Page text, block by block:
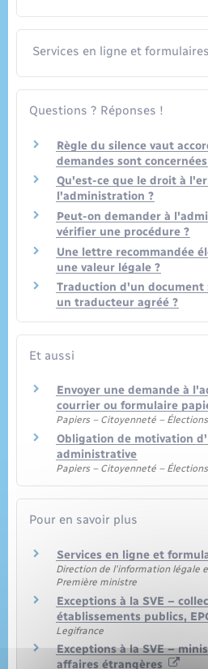
Services en ligne et formulaires
Questions ? Réponses !
Règle du silence vaut
demandes sont
Qu'est-ce que le droit à
l'administration ?
Peut-on demander à
vérifier une procédure ?
Une lettre recommandée
une valeur légale ?
Traduction d'un document
un traducteur agréé ?
Et aussi
Envoyer une demande à
courrier ou formulaire
Papiers – Citoyenneté – Élections
Obligation de motivation
administrative
Papiers – Citoyenneté – Élections
Pour en savoir plus
Services en ligne et
Direction de l'information légale
Première ministre
Exceptions à la SVE –
établissements publics,
Legifrance
Exceptions à la SVE –
affaires étrangères